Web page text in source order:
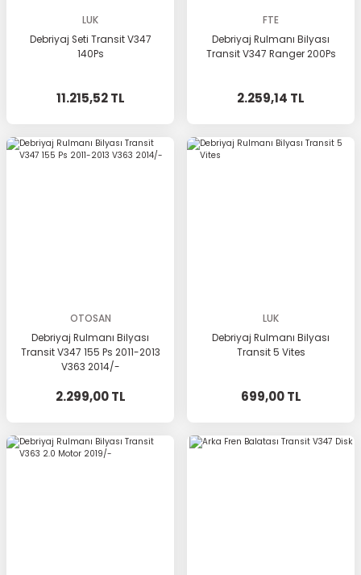
LUK
Debriyaj Seti Transit V347
140Ps
11.215,52 TL
FTE
Debriyaj Rulmanı Bilyası
Transit V347 Ranger 200Ps
2.259,14 TL
OTOSAN
Debriyaj Rulmanı Bilyası
Transit V347 155 Ps 2011-2013
V363 2014/-
2.299,00 TL
LUK
Debriyaj Rulmanı Bilyası
Transit 5 Vites
699,00 TL